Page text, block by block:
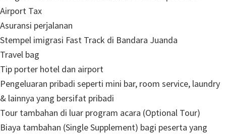
Airport Tax
Asuransi perjalanan
Stempel imigrasi Fast Track di Bandara Juanda
Travel bag
Tip porter hotel dan airport
Pengeluaran pribadi seperti mini bar, room service, laundry
& lainnya yang bersifat pribadi
Tour tambahan di luar program acara (Optional Tour)
Biaya tambahan (Single Supplement) bagi peserta yang